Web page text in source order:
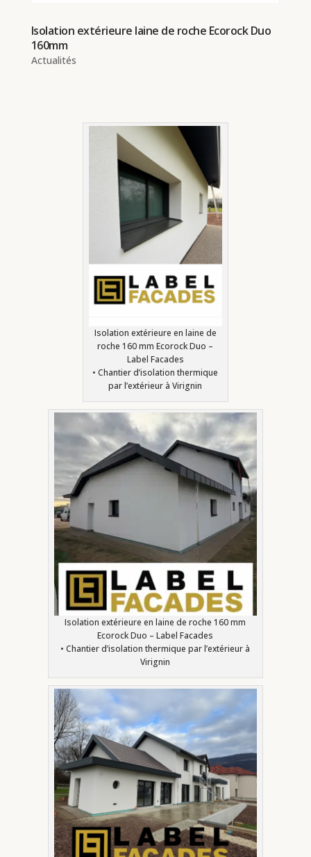
Isolation extérieure laine de roche Ecorock Duo
160mm
Actualités
Isolation extérieure en laine de
roche 160 mm Ecorock Duo –
Label Facades
• Chantier d’isolation thermique
par l’extérieur à Virignin
Isolation extérieure en laine de roche 160 mm
Ecorock Duo – Label Facades
• Chantier d’isolation thermique par l’extérieur à
Virignin